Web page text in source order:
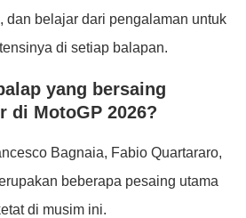
dan belajar dari pengalaman untuk
di setiap balapan.
yang bersaing
di MotoGP 2026?
Bagnaia, Fabio Quartararo,
beberapa pesaing utama
di musim ini.